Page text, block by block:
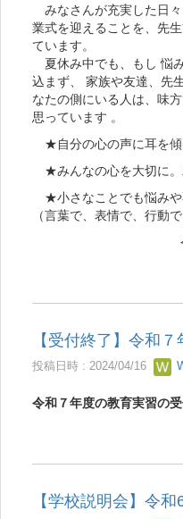
みなさんが充実した日
業式を迎えることを、先
ています。
夏休み中でも、もし 悩
込まず、 家族や友達、先
なたの側にいる人は、味
思っています 。
★自分の心の声に耳を傾
★みんなの心を大切に。
★小さなことでも悩みや
（言葉で、表情で、行動で
【受付終了】令和
投稿日時 : 2024/04/16
令和７年度の教育実習の
【学校説明会】令